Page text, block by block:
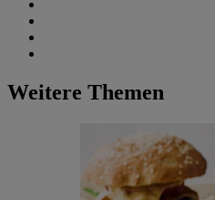
Weitere Themen